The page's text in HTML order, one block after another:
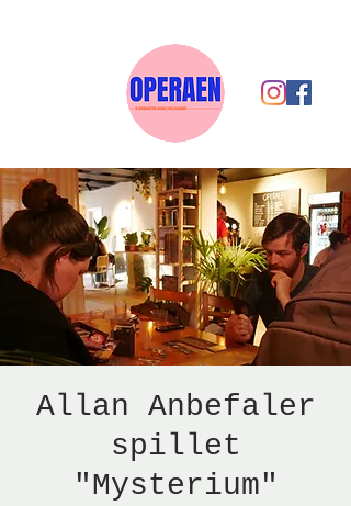
Allan Anbefaler
spillet
"Mysterium"